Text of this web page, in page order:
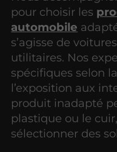
pour choisir les
automobile
s’agisse de
utilitaires. Nos
spécifiques selon
l’exposition aux
produit inadapté
plastique ou le
sélectionner des